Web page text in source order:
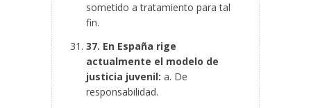
sometido a tratamiento para tal
fin.
37. En España rige
actualmente el modelo de
justicia juvenil: a. De
responsabilidad.